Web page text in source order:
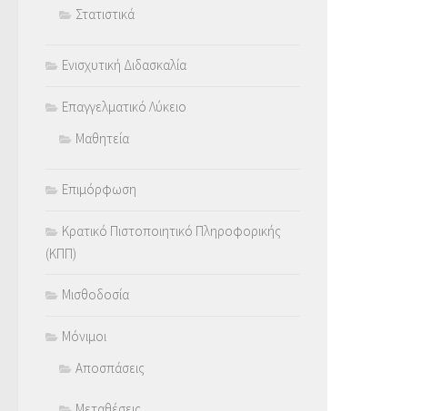
Στατιστικά
Ενισχυτική Διδασκαλία
Επαγγελματικό Λύκειο
Μαθητεία
Επιμόρφωση
Κρατικό Πιστοποιητικό Πληροφορικής
(ΚΠΠ)
Μισθοδοσία
Μόνιμοι
Αποσπάσεις